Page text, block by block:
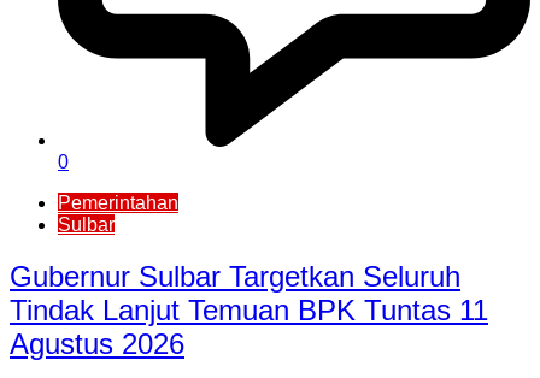
0
Pemerintahan
Sulbar
Gubernur Sulbar Targetkan Seluruh
Tindak Lanjut Temuan BPK Tuntas 11
Agustus 2026